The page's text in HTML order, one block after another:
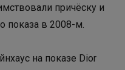
причёску и
показа в 2008-м.